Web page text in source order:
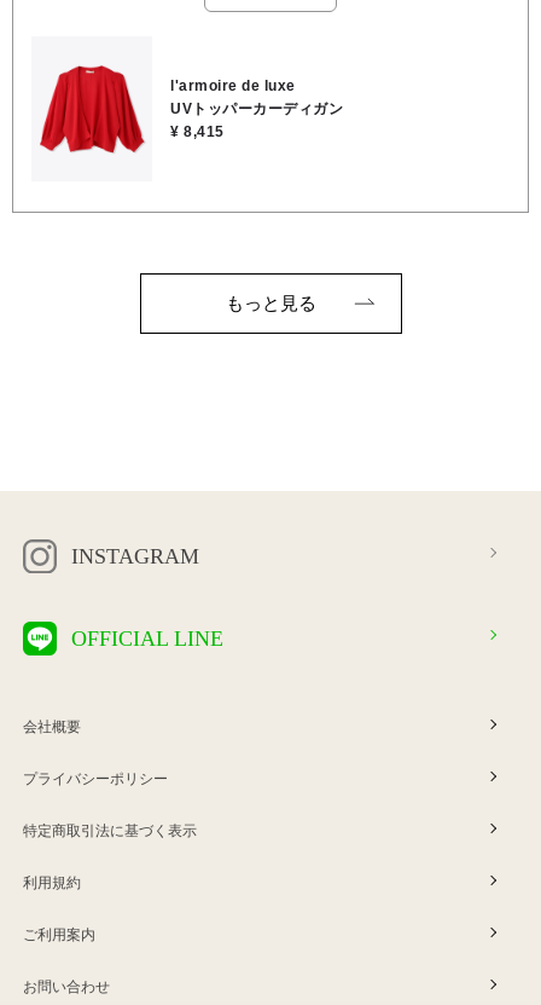
l'armoire de luxe
UVトッパーカーディガン
¥ 8,415
もっと見る
INSTAGRAM
OFFICIAL LINE
会社概要
プライバシーポリシー
特定商取引法に基づく表示
利用規約
ご利用案内
お問い合わせ